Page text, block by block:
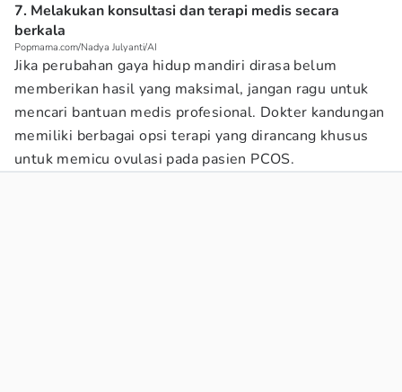
7. Melakukan konsultasi dan terapi medis secara
berkala
Popmama.com/Nadya Julyanti/AI
Jika perubahan gaya hidup mandiri dirasa belum
memberikan hasil yang maksimal, jangan ragu untuk
mencari bantuan medis profesional. Dokter kandungan
memiliki berbagai opsi terapi yang dirancang khusus
untuk memicu ovulasi pada pasien PCOS.